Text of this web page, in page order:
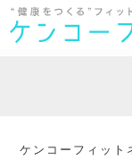
ケンコーフィッ